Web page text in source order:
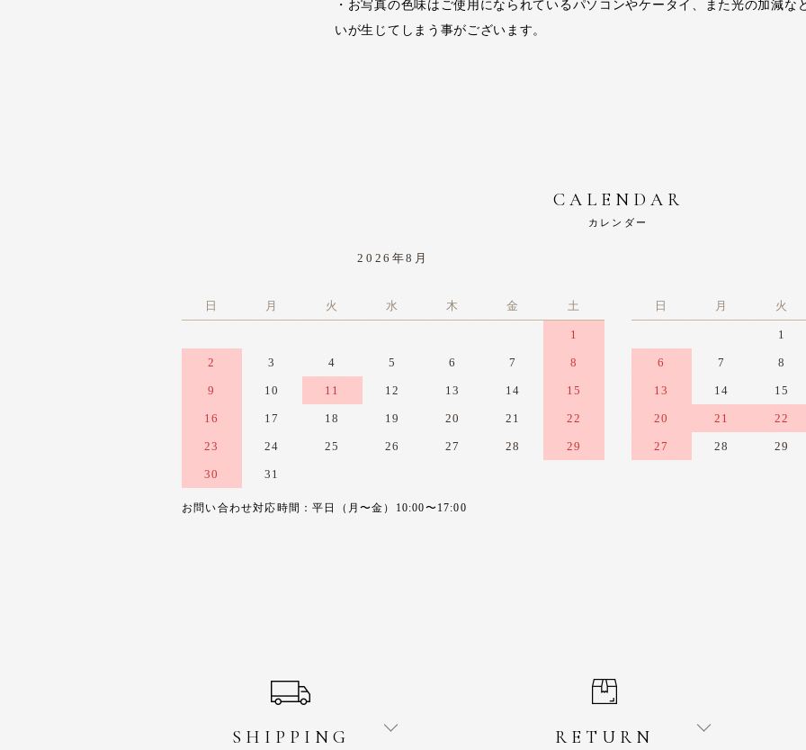
・お写真の色味はご使用になられているパソコンやケータイ、また光の加減な
いが生じてしまう事がございます。
CALENDAR
カレンダー
2026年8月
日 月 火 水 木 金 土
1
2 3 4 5 6 7 8
9 10 11 12 13 14 15
16 17 18 19 20 21 22
23 24 25 26 27 28 29
30 31
日 月 火
1
6 7 8
13 14 15
20 21 22
27 28 29
お問い合わせ対応時間：平日（月〜金）10:00〜17:00
SHIPPING RETURN